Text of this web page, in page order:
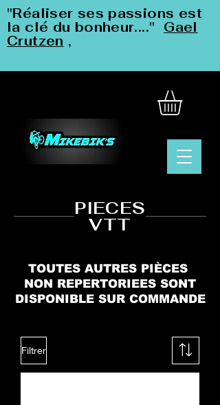
"Réaliser ses passions est
la clé du bonheur...." Gael
Crutzen ,
PIECES
VTT
TOUTES AUTRES PIÈCES
NON REPERTORIEES SONT
DISPONIBLE SUR COMMANDE
Filtrer